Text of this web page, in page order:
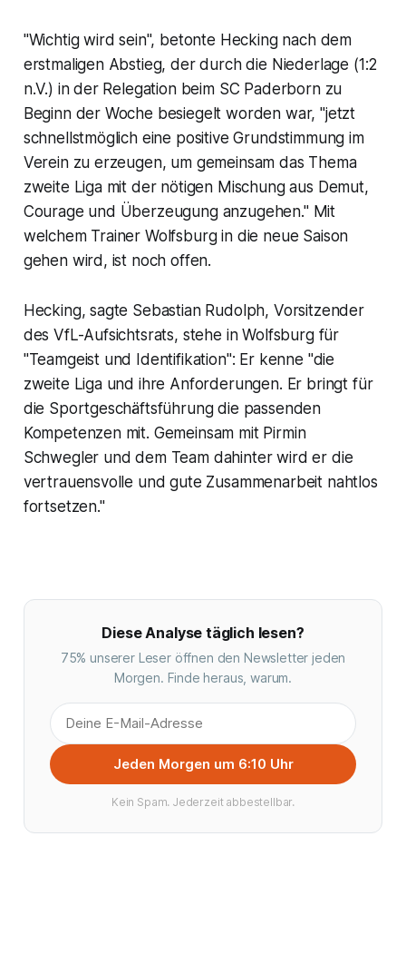
"Wichtig wird sein", betonte Hecking nach dem
erstmaligen Abstieg, der durch die Niederlage (1:2
n.V.) in der Relegation beim SC Paderborn zu
Beginn der Woche besiegelt worden war, "jetzt
schnellstmöglich eine positive Grundstimmung im
Verein zu erzeugen, um gemeinsam das Thema
zweite Liga mit der nötigen Mischung aus Demut,
Courage und Überzeugung anzugehen." Mit
welchem Trainer Wolfsburg in die neue Saison
gehen wird, ist noch offen.
Hecking, sagte Sebastian Rudolph, Vorsitzender
des VfL-Aufsichtsrats, stehe in Wolfsburg für
"Teamgeist und Identifikation": Er kenne "die
zweite Liga und ihre Anforderungen. Er bringt für
die Sportgeschäftsführung die passenden
Kompetenzen mit. Gemeinsam mit Pirmin
Schwegler und dem Team dahinter wird er die
vertrauensvolle und gute Zusammenarbeit nahtlos
fortsetzen."
Diese Analyse täglich lesen?
75% unserer Leser öffnen den Newsletter jeden
Morgen. Finde heraus, warum.
Jeden Morgen um 6:10 Uhr
Kein Spam. Jederzeit abbestellbar.